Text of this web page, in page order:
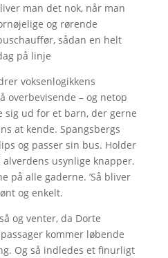
man det nok, når man
og rørende
sådan en helt
på linje
voksenlogikkens
– og netop
sig ud for et barn, der gerne
at kende. Spangsbergs
og passer sin bus. Holder
usynlige knapper.
på alle gaderne. ’Så bliver
og enkelt.
og venter, da Dorte
kommer løbende
Og så indledes et finurligt